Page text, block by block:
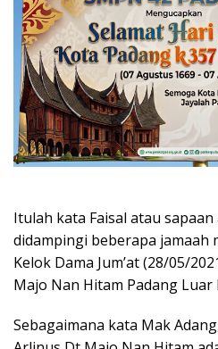
Itulah kata Faisal atau
didampingi beberapa jamaah
Kelok Dama Jum’at (28/05/
Majo Nan Hitam Padang Luar
Sebagaimana kata Mak